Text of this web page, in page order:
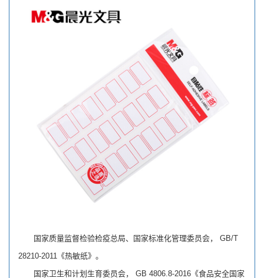
国家质量监督检验检疫总局、国家标准化管理委员会， GB/T
28210-2011《热敏纸》。
国家卫生和计划生育委员会， GB 4806.8-2016《食品安全国家